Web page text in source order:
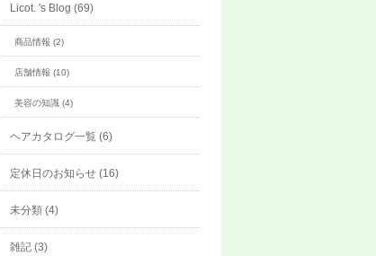
Licot. 's Blog (69)
商品情報 (2)
店舗情報 (10)
美容の知識 (4)
ヘアカタログ一覧 (6)
定休日のお知らせ (16)
未分類 (4)
雑記 (3)